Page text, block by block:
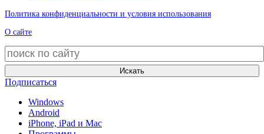
Политика конфиденциальности и условия использования
О сайте
Искать
Подписаться
Windows
Android
iPhone, iPad и Mac